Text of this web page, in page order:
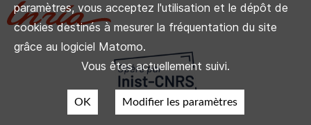
paramètres, vous acceptez l'utilisation et le dépôt de
cookies destinés à mesurer la fréquentation du site
grâce au logiciel Matomo.
Vous êtes actuellement suivi.
OK Modifier les paramètres